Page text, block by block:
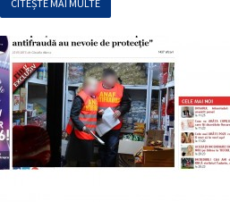
CITEȘTE MAI MULTE